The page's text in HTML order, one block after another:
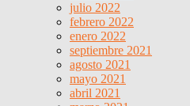
julio 2022
febrero 2022
enero 2022
septiembre 2021
agosto 2021
mayo 2021
abril 2021